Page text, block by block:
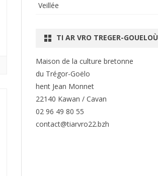
Veillée
TI AR VRO TREGER-GOUELOÙ
Maison de la culture bretonne
du Trégor-Goëlo
hent Jean Monnet
22140 Kawan / Cavan
02 96 49 80 55
contact@tiarvro22.bzh